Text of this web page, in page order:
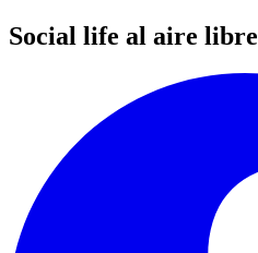
Social life al aire libre